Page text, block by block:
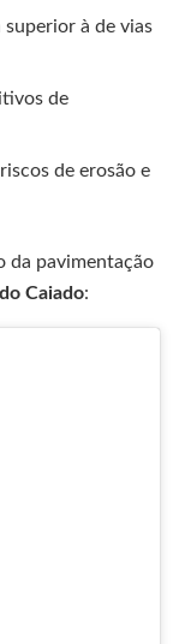
à de vias
de
de erosão e
da pavimentação
Caiado: